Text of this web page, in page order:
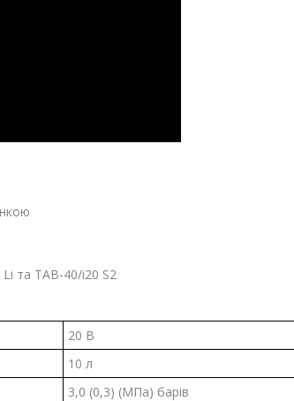
та TAB-40/i20 S2
20 В
10 л
3,0 (0,3) (МПа) барів